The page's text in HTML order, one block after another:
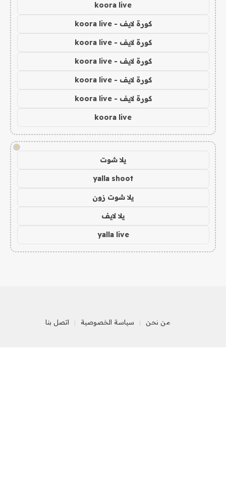
koora live
كورة لايف - koora live
كورة لايف - koora live
كورة لايف - koora live
كورة لايف - koora live
كورة لايف - koora live
koora live
!
يلا شوت
yalla shoot
يلا شوت زون
يلا لايف
yalla live
من نحن سياسة الخصوصية اتصل بنا